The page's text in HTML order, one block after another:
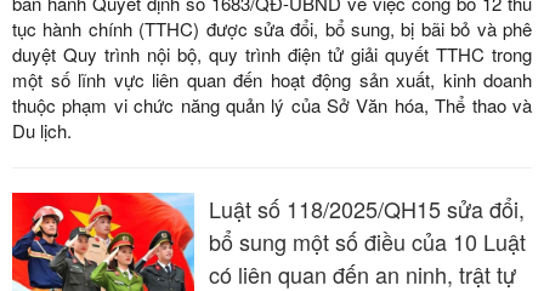
tục hành chính (TTHC) được sửa đổi, bổ sung, bị bãi bỏ và phê
duyệt Quy trình nội bộ, quy trình điện tử giải quyết TTHC trong
một số lĩnh vực liên quan đến hoạt động sản xuất, kinh doanh
thuộc phạm vi chức năng quản lý của Sở Văn hóa, Thể thao và
Du lịch.
Luật số 118/2025/QH15 sửa đổi,
bổ sung một số điều của 10 Luật
có liên quan đến an ninh, trật tự